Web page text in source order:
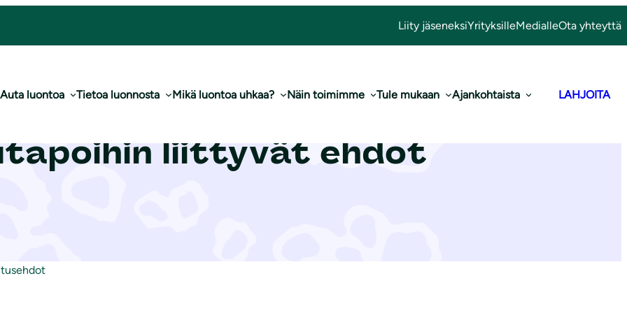
Liity jäseneksiYrityksilleMedialleOta yhteyttä
Auta luontoa Tietoa luonnosta Mikä luontoa uhkaa? Näin toimimme Tule mukaan Ajankohtaista LAHJOITA
liittyvät ehdot